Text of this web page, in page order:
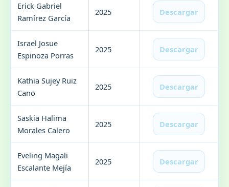
Erick Gabriel
Ramírez García
2025 Descargar
Israel Josue
Espinoza Porras
2025 Descargar
Kathia Sujey Ruiz
Cano
2025 Descargar
Saskia Halima
Morales Calero
2025 Descargar
Eveling Magali
Escalante Mejía
2025 Descargar